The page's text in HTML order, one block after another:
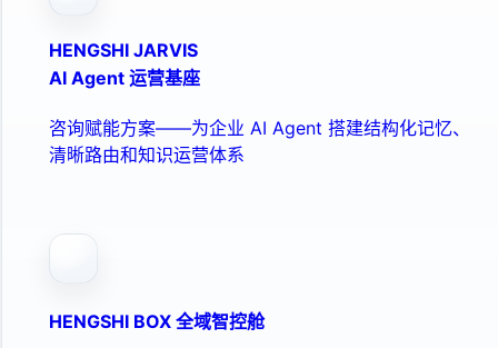
HENGSHI JARVIS
AI Agent 运营基座
咨询赋能方案——为企业 AI Agent 搭建结构化记忆、
清晰路由和知识运营体系
HENGSHI BOX 全域智控舱